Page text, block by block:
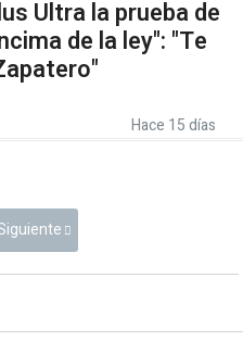
Ultra la prueba de
de la ley": "Te
Hace 15 días